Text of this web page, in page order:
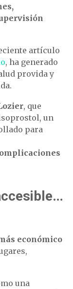
artículo
, ha generado
provida y
, que
un
para
económico
una